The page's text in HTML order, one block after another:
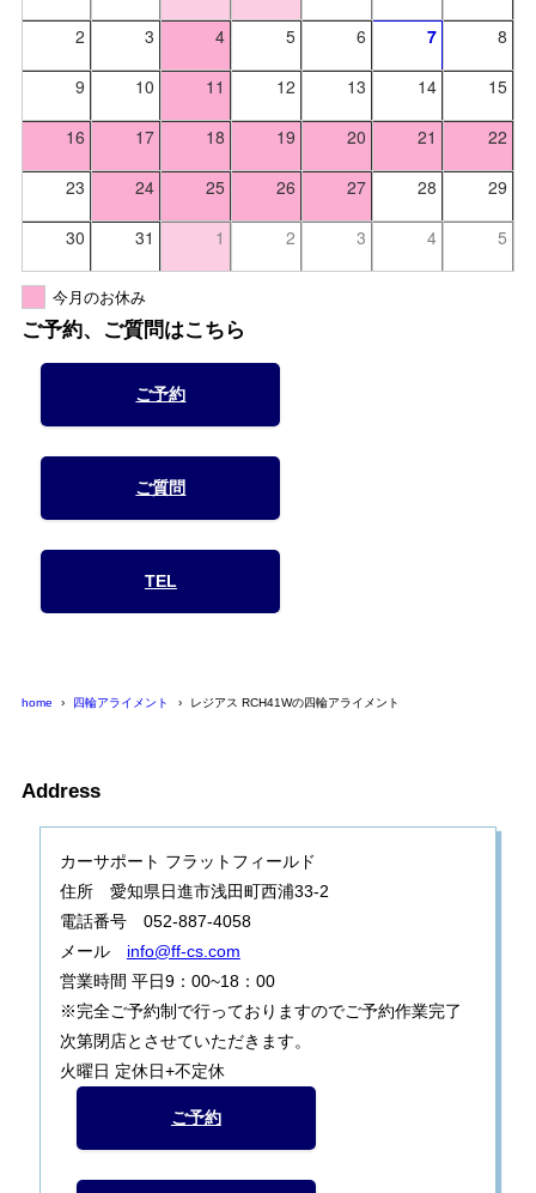
2 3 4 5 6 7 8
9 10 11 12 13 14 15
16 17 18 19 20 21 22
23 24 25 26 27 28 29
30 31 1 2 3 4 5
今月のお休み
ご予約、ご質問はこちら
ご予約
ご質問
TEL
home 四輪アライメント レジアス RCH41Wの四輪アライメント
Address
カーサポート フラットフィールド
住所 愛知県日進市浅田町西浦33-2
電話番号 052-887-4058
メール info@ff-cs.com
営業時間 平日9：00~18：00
※完全ご予約制で行っておりますのでご予約作業完了
次第閉店とさせていただきます。
火曜日 定休日+不定休
ご予約